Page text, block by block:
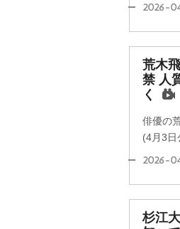
2026-
荒木
禁 人
く
俳優の
(4月3日
2026-
杉江